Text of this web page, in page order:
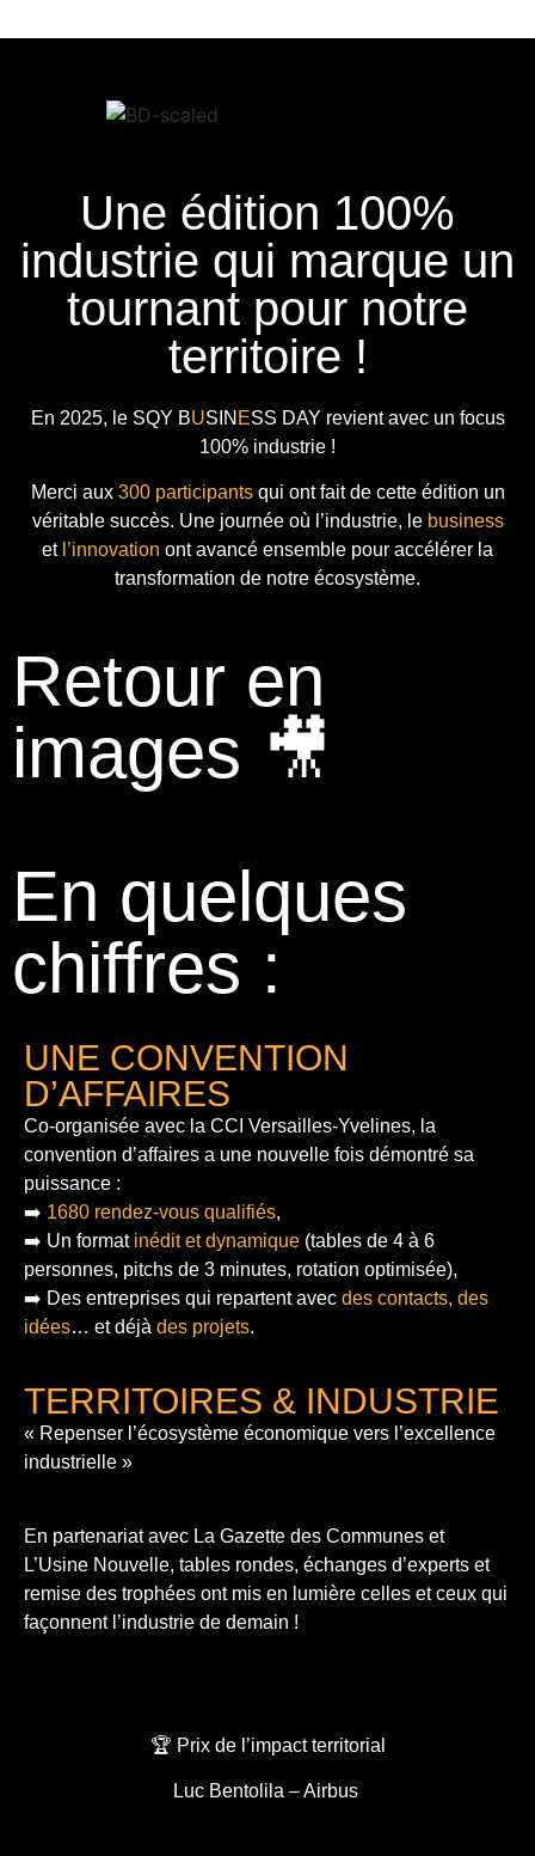
Une édition 100%
industrie qui marque un
tournant pour notre
territoire !
En 2025, le SQY BUSIN ESS DAY revient avec un focus
100% industrie !
Merci aux 300 participantsqui ont fait de cette édition un
véritable succès. Une journée où l’industrie, le business
et l’innovation ont avancé ensemble pour accélérer la
transformation de notre écosystème.
Retour en
images 🎥
En quelques
chiffres :
UNE CONVENTION
D’AFFAIRES
Co-organisée avec la CCI Versailles-Yvelines, la
convention d’affaires a une nouvelle fois démontré sa
puissance :
➡️ 1680 rendez-vous qualifiés,
➡️ Un format inédit et dynamique (tables de 4 à 6
personnes, pitchs de 3 minutes, rotation optimisée),
➡️ Des entreprises qui repartent avec des contacts, des
idées… et déjà des projets.
TERRITOIRES & INDUSTRIE
« Repenser l’écosystème économique vers l’excellence
industrielle »
En partenariat avec La Gazette des Communes et
L’Usine Nouvelle, tables rondes, échanges d’experts et
remise des trophées ont mis en lumière celles et ceux qui
façonnent l’industrie de demain !
🏆 Prix de l’impact territorial
Luc Bentolila – Airbus